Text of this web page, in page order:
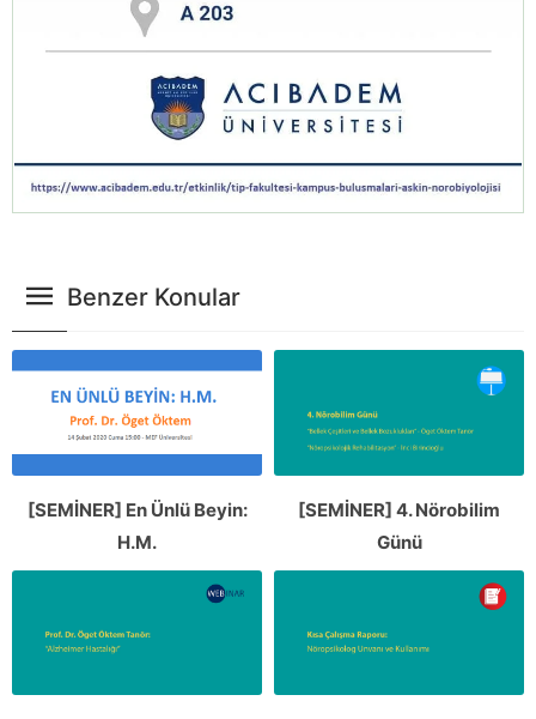
Benzer Konular
[SEMİNER] En Ünlü Beyin:
H.M.
[SEMİNER] 4. Nörobilim
Günü